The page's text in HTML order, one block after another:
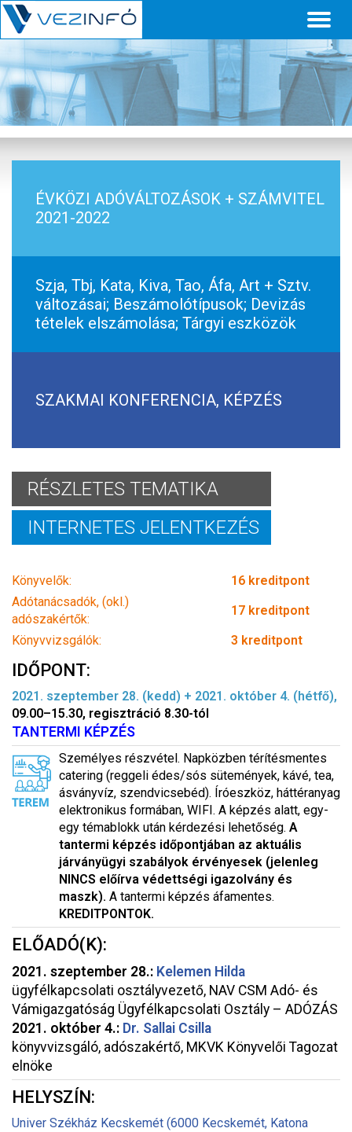
ÉVKÖZI ADÓVÁLTOZÁSOK + SZÁMVITEL
2021-2022
Szja, Tbj, Kata, Kiva, Tao, Áfa, Art + Sztv.
változásai; Beszámolótípusok; Devizás
tételek elszámolása; Tárgyi eszközök
SZAKMAI KONFERENCIA, KÉPZÉS
RÉSZLETES TEMATIKA
INTERNETES JELENTKEZÉS
Könyvelők:
16 kreditpont
Adótanácsadók, (okl.)
adószakértők:
17 kreditpont
Könyvvizsgálók:
3 kreditpont
IDŐPONT:
2021. szeptember 28. (kedd) + 2021. október 4. (hétfő),
09.00–15.30, regisztráció 8.30-tól
TANTERMI KÉPZÉS
Személyes részvétel. Napközben térítésmentes
catering (reggeli édes/sós sütemények, kávé, tea,
ásványvíz, szendvicsebéd). Íróeszköz, háttéranyag
elektronikus formában, WIFI. A képzés alatt, egy-
egy témablokk után kérdezési lehetőség. A
tantermi képzés időpontjában az aktuális
járványügyi szabályok érvényesek (jelenleg
NINCS előírva védettségi igazolvány és
maszk). A tantermi képzés áfamentes.
KREDITPONTOK.
ELŐADÓ(K):
2021. szeptember 28.: Kelemen Hilda
ügyfélkapcsolati osztályvezető, NAV CSM Adó- és
Vámigazgatóság Ügyfélkapcsolati Osztály – ADÓZÁS
2021. október 4.: Dr. Sallai Csilla
könyvvizsgáló, adószakértő, MKVK Könyvelői Tagozat
elnöke
HELYSZÍN:
Univer Székház Kecskemét (6000 Kecskemét, Katona